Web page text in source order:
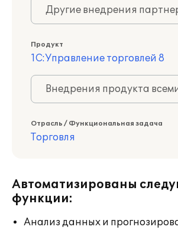
Другие внедрения
Продукт
1С:Управление торговлей 8
Внедрения продукта
Отрасль / Функциональная задача
Торговля
Автоматизированы
функции:
Анализ данных и